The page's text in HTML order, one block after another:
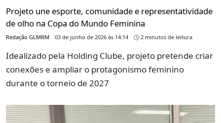
Projeto une esporte, comunidade e representatividade
de olho na Copa do Mundo Feminina
Redação GLMRM 03 de junho de 2026 às 14:14 2 minutos de leitura
Idealizado pela Holding Clube, projeto pretende criar
conexões e ampliar o protagonismo feminino
durante o torneio de 2027